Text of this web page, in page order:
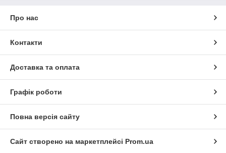
Про нас
Контакти
Доставка та оплата
Графік роботи
Повна версія сайту
Сайт створено на маркетплейсі Prom.ua